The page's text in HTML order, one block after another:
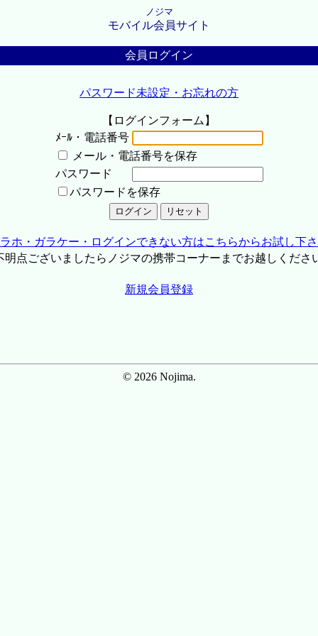
ノジマ
モバイル会員サイト
会員ログイン
パスワード未設定・お忘れの方
【ログインフォーム】
ﾒｰﾙ・電話番号
メール・電話番号を保存
パスワード
パスワードを保存
ホ・ガラケー・ログインできない方はこちらからお試し下
点ございましたらノジマの携帯コーナーまでお越しくださ
新規会員登録
© 2026 Nojima.